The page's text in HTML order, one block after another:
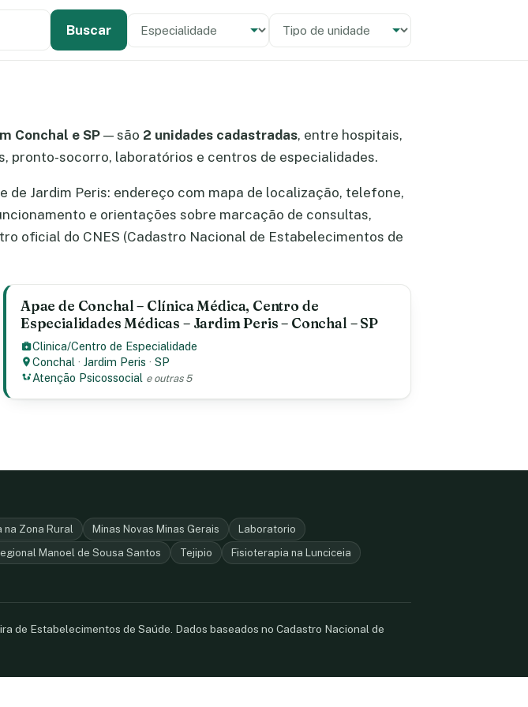
Buscar Especialidade
Tipo de unidade
Conchal e SP — são 2 unidades cadastradas, entre hospitais,
pronto-socorro, laboratórios e centros de especialidades.
Jardim Peris: endereço com mapa de localização, telefone,
e orientações sobre marcação de consultas,
oficial do CNES (Cadastro Nacional de Estabelecimentos de
Apae de Conchal – Clínica Médica, Centro de
Especialidades Médicas – Jardim Peris – Conchal – SP
Clinica/Centro de Especialidade
Conchal ·Jardim Peris ·SP
Atenção Psicossocial e outras 5
na Zona Rural Minas Novas Minas Gerais
Laboratorio
Manoel de Sousa Santos Tejipio
Fisioterapia na Lunciceia
de Estabelecimentos de Saúde. Dados baseados no Cadastro Nacional de